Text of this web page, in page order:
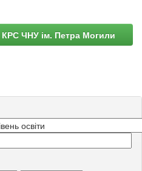
КРС ЧНУ ім. Петра Могили